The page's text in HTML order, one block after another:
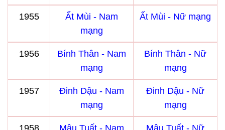
1955
Ất Mùi - Nam
mạng
Ất Mùi - Nữ mạng
1956
Bính Thân - Nam
mạng
Bính Thân - Nữ
mạng
1957
Đinh Dậu - Nam
mạng
Đinh Dậu - Nữ
mạng
1958
Mậu Tuất - Nam
Mậu Tuất - Nữ